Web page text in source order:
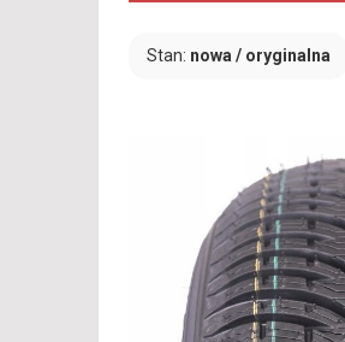
Stan: nowa / oryginalna